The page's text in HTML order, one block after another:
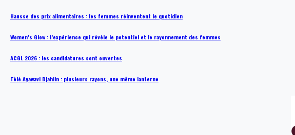
Hausse des prix alimentaires : les femmes réinventent le quotidien
Women’s Glow : l’expérience qui révèle le potentiel et le rayonnement des femmes
ACGL 2026 : les candidatures sont ouvertes
Tèlé Ayawavi Djahlin : plusieurs rayons, une même lanterne